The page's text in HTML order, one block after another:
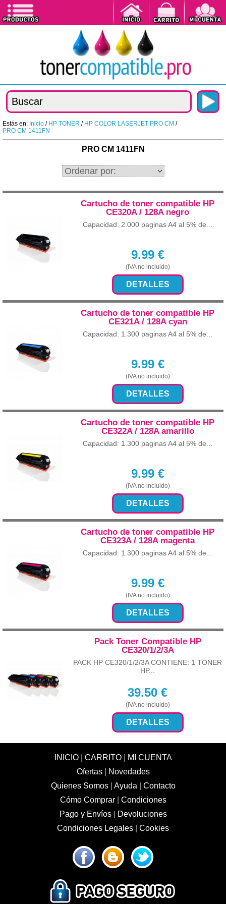
Estás en: Inicio / HP TONER / HP COLOR LASERJET PRO CM /
PRO CM 1411FN
PRO CM 1411FN
Cartucho de toner compatible HP
CE320A / 128A negro
Capacidad: 2.000 paginas A4 al 5% de...
9.99€
(IVA no incluido)
DETALLES
Cartucho de toner compatible HP
CE321A / 128A cyan
Capacidad: 1.300 paginas A4 al 5% de...
9.99€
(IVA no incluido)
DETALLES
Cartucho de toner compatible HP
CE322A / 128A amarillo
Capacidad: 1.300 paginas A4 al 5% de...
9.99€
(IVA no incluido)
DETALLES
Cartucho de toner compatible HP
CE323A / 128A magenta
Capacidad: 1.300 paginas A4 al 5% de...
9.99€
(IVA no incluido)
DETALLES
Pack Toner Compatible HP
CE320/1/2/3A
PACK HP CE320/1/2/3A CONTIENE: 1 TONER
HP...
39.50 €
(IVA no incluido)
DETALLES
INICIO| CARRITO|
MI CUENTA
Ofertas|
Novedades
Quienes Somos| Ayuda
Contacto
Cómo Comprar| Condiciones
Pago y Envíos|
Devoluciones
Condiciones Legales
Cookies